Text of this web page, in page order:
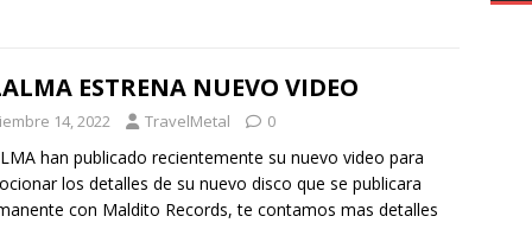
ESTRENA NUEVO VIDEO
14, 2022 TravelMetal 0
han publicado recientemente su nuevo video para
los detalles de su nuevo disco que se publicara
con Maldito Records, te contamos mas detalles